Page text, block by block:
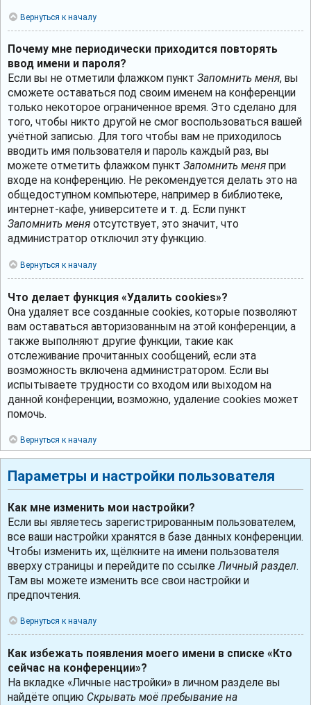
Вернуться к началу
Почему мне периодически приходится повторять
ввод имени и пароля?
Если вы не отметили флажком пункт Запомнить меня, вы
сможете оставаться под своим именем на конференции
только некоторое ограниченное время. Это сделано для
того, чтобы никто другой не смог воспользоваться вашей
учётной записью. Для того чтобы вам не приходилось
вводить имя пользователя и пароль каждый раз, вы
можете отметить флажком пункт Запомнить меня при
входе на конференцию. Не рекомендуется делать это на
общедоступном компьютере, например в библиотеке,
интернет-кафе, университете и т. д. Если пункт
Запомнить меня отсутствует, это значит, что
администратор отключил эту функцию.
Вернуться к началу
Что делает функция «Удалить cookies»?
Она удаляет все созданные cookies, которые позволяют
вам оставаться авторизованным на этой конференции, а
также выполняют другие функции, такие как
отслеживание прочитанных сообщений, если эта
возможность включена администратором. Если вы
испытываете трудности со входом или выходом на
данной конференции, возможно, удаление cookies может
помочь.
Вернуться к началу
Параметры и настройки пользователя
Как мне изменить мои настройки?
Если вы являетесь зарегистрированным пользователем,
все ваши настройки хранятся в базе данных конференции.
Чтобы изменить их, щёлкните на имени пользователя
вверху страницы и перейдите по ссылкеЛичный раздел.
Там вы можете изменить все свои настройки и
предпочтения.
Вернуться к началу
Как избежать появления моего имени в списке «Кто
сейчас на конференции»?
На вкладке «Личные настройки» в личном разделе вы
найдёте опцию Скрывать моё пребывание на